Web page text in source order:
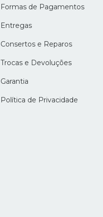
Formas de Pagamentos
Entregas
Consertos e Reparos
Trocas e Devoluções
Garantia
Política de Privacidade